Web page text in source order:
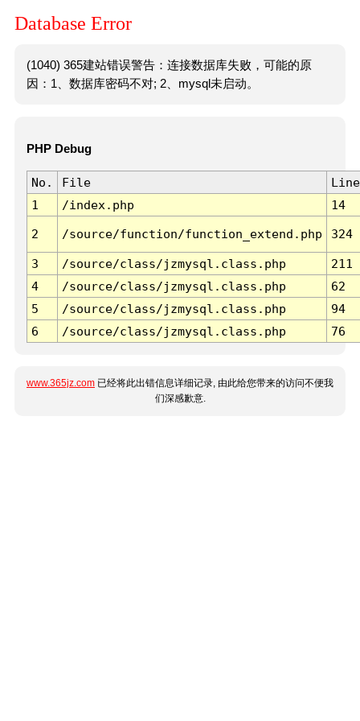
Database Error
(1040) 365建站错误警告：连接数据库失败，可能的原
因：1、数据库密码不对; 2、mysql未启动。
PHP Debug
No. File
Line
1
/index.php 14
2 /source/function/function_extend.php 324
3 /source/class/jzmysql.class.php
211
4
/source/class/jzmysql.class.php
62
5
/source/class/jzmysql.class.php
94
6
/source/class/jzmysql.class.php 76
www.365jz.com 已经将此出错信息详细记录, 由此给您带来的访问不便我
们深感歉意.